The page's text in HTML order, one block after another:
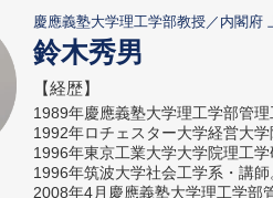
慶應義塾大学理工学部教授／内閣府
鈴木秀男
【経歴】
1989年慶應義塾大学理工学部管理
1992年ロチェスター大学経営大学
1996年東京工業大学大学院理工
1996年筑波大学社会工学系・講師
2008年4月慶應義塾大学理工学部